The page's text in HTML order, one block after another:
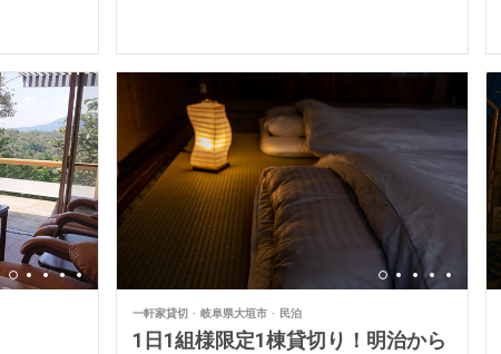
一軒家貸切 岐阜県大垣市 民泊
1日1組様限定1棟貸切り！明治から